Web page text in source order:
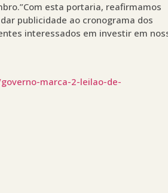
esta portaria, reafirmamos
publicidade ao cronograma dos
interessados em investir em
marca-2-leilao-de-